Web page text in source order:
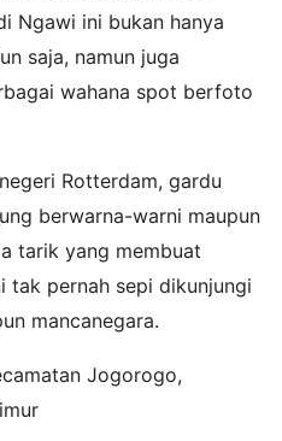
Ngawi ini bukan hanya
saja, namun juga
wahana spot berfoto
Rotterdam, gardu
berwarna-warni maupun
tarik yang membuat
pernah sepi dikunjungi
mancanegara.
Jogorogo,